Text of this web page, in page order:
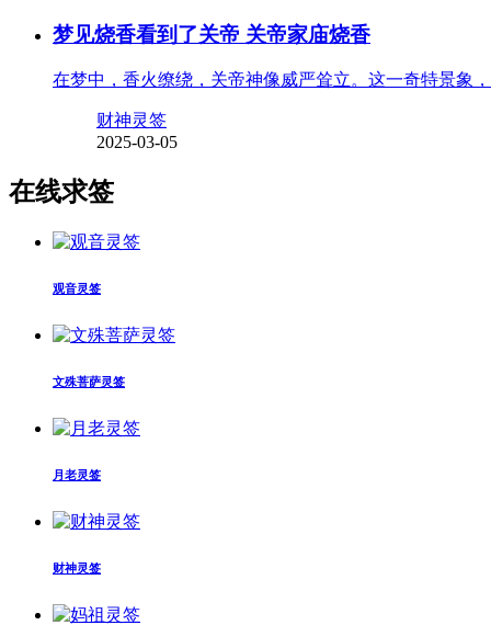
梦见烧香看到了关帝 关帝家庙烧香
在梦中，香火缭绕，关帝神像威严耸立。这一奇特景象
财神灵签
2025-03-05
在线求签
观音灵签
文殊菩萨灵签
月老灵签
财神灵签